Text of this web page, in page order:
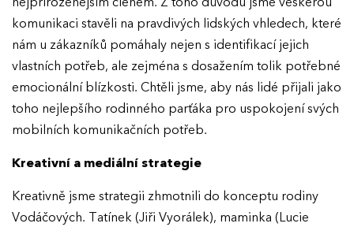
komunikaci stavěli na pravdivých lidských vhledech, které
nám u zákazníků pomáhaly nejen s identifikací jejich
vlastních potřeb, ale zejména s dosažením tolik potřebné
emocionální blízkosti. Chtěli jsme, aby nás lidé přijali jako
toho nejlepšího rodinného parťáka pro uspokojení svých
mobilních komunikačních potřeb.
Kreativní a mediální strategie
Kreativně jsme strategii zhmotnili do konceptu rodiny
Vodáčových. Tatínek (Jiři Vyorálek), maminka (Lucie